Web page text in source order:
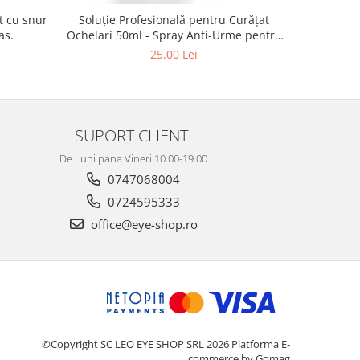
Soluție Profesională pentru Curățat
Ochelari 50ml - Spray Anti-Urme pentru
Lentile, Ecrane și Optică 50ml
25,00 Lei
SUPORT CLIENTI
De Luni pana Vineri 10.00-19.00
0747068004
0724595333
office@eye-shop.ro
©Copyright SC LEO EYE SHOP SRL 2026 Platforma E-